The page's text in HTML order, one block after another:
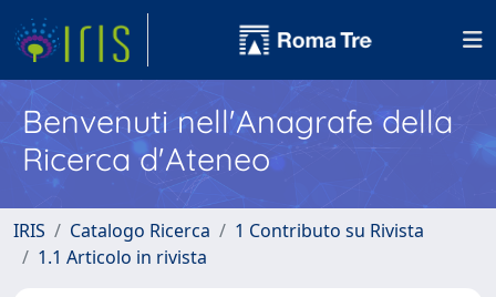
Benvenuti nell'Anagrafe della
Ricerca d'Ateneo
IRIS Catalogo Ricerca
1 Contributo su Rivista
1.1 Articolo in rivista